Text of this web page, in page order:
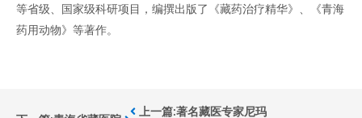
等省级、国家级科研项目，编撰出版了《藏药治疗精华》、《青海
药用动物》等著作。
上一篇:著名藏医专家尼玛